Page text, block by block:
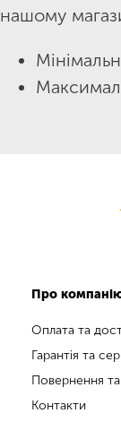
нашому
Про
Оплата та
Гарантія та
Повернення
Контакти